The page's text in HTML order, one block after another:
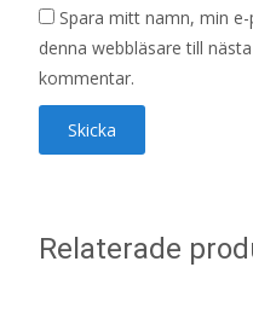
Spara mitt namn, min
denna webbläsare till
kommentar.
Relaterade